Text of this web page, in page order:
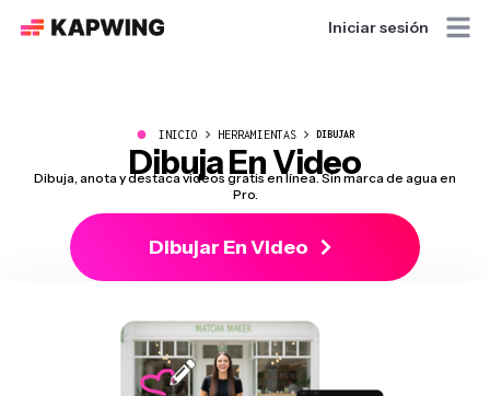
Iniciar sesión
● INICIO HERRAMIENTAS DIBUJAR
Dibuja En Video
Dibuja, anota y destaca videos gratis en línea. Sin marca de agua en
Pro.
Dibujar En Video